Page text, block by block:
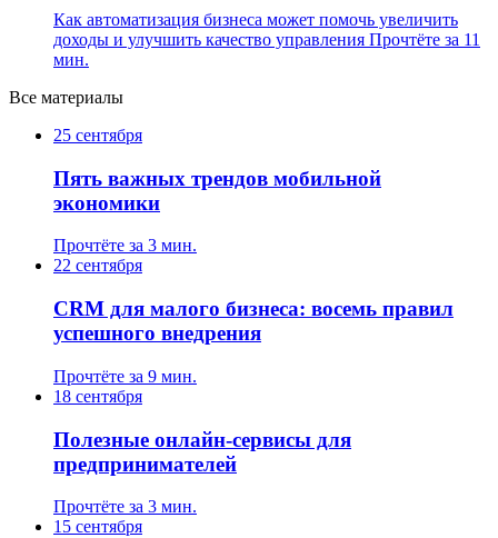
Как автоматизация бизнеса может помочь увеличить
доходы и улучшить качество управления Прочтёте за 11
мин.
Все материалы
25 сентября
Пять важных трендов мобильной
экономики
Прочтёте за 3 мин.
22 сентября
CRM для малого бизнеса: восемь правил
успешного внедрения
Прочтёте за 9 мин.
18 сентября
Полезные онлайн-сервисы для
предпринимателей
Прочтёте за 3 мин.
15 сентября